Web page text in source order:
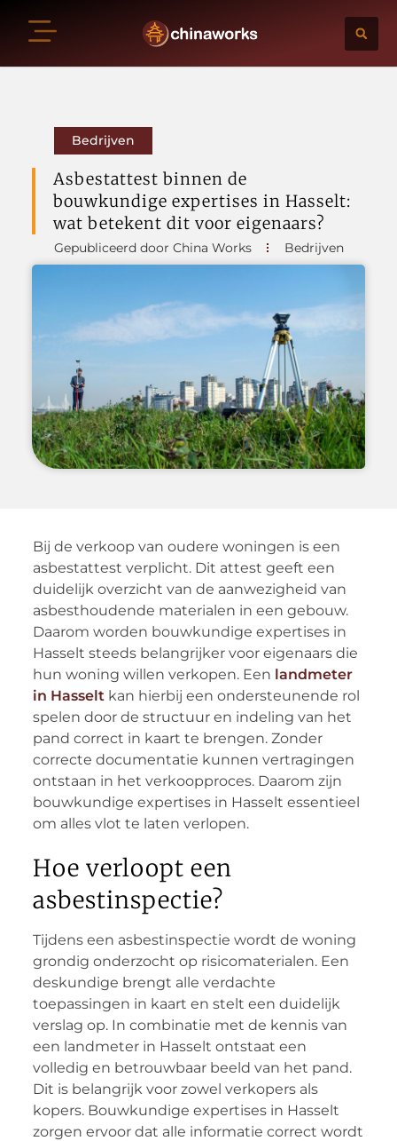
Bedrijven
Asbestattest binnen de
bouwkundige expertises in Hasselt:
wat betekent dit voor eigenaars?
Gepubliceerd door China Works Bedrijven
Bij de verkoop van oudere woningen is een
asbestattest verplicht. Dit attest geeft een
duidelijk overzicht van de aanwezigheid van
asbesthoudende materialen in een gebouw.
Daarom worden bouwkundige expertises in
Hasselt steeds belangrijker voor eigenaars die
hun woning willen verkopen. Een landmeter
in Hasseltkan hierbij een ondersteunende rol
spelen door de structuur en indeling van het
pand correct in kaart te brengen. Zonder
correcte documentatie kunnen vertragingen
ontstaan in het verkoopproces. Daarom zijn
bouwkundige expertises in Hasselt essentieel
om alles vlot te laten verlopen.
Hoe verloopt een
asbestinspectie?
Tijdens een asbestinspectie wordt de woning
grondig onderzocht op risicomaterialen. Een
deskundige brengt alle verdachte
toepassingen in kaart en stelt een duidelijk
verslag op. In combinatie met de kennis van
een landmeter in Hasselt ontstaat een
volledig en betrouwbaar beeld van het pand.
Dit is belangrijk voor zowel verkopers als
kopers. Bouwkundige expertises in Hasselt
zorgen ervoor dat alle informatie correct wordt